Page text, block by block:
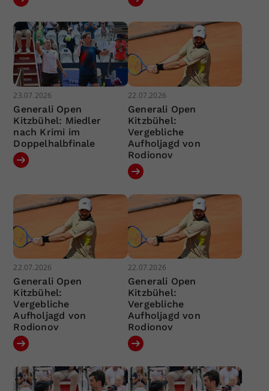
23.07.2026
Generali Open
Kitzbühel: Miedler
nach Krimi im
Doppelhalbfinale
22.07.2026
Generali Open
Kitzbühel:
Vergebliche
Aufholjagd von
Rodionov
22.07.2026
Generali Open
Kitzbühel:
Vergebliche
Aufholjagd von
Rodionov
22.07.2026
Generali Open
Kitzbühel:
Vergebliche
Aufholjagd von
Rodionov